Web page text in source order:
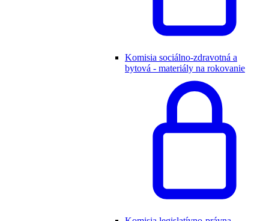
Komisia sociálno-zdravotná a
bytová - materiály na rokovanie